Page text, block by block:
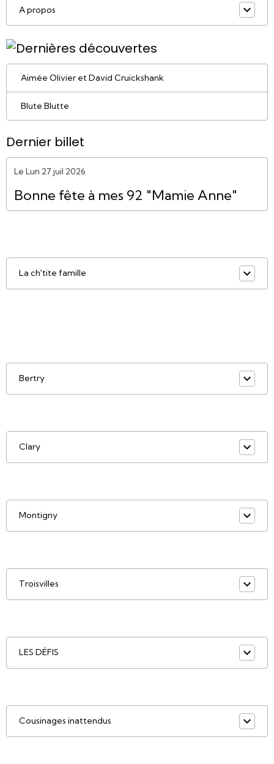
A propos
Aimée Olivier et David Cruickshank
Blute Blutte
Dernier billet
Le Lun 27 juil 2026
Bonne fête à mes 92 "Mamie Anne"
La ch'tite famille
Bertry
Clary
Montigny
Troisvilles
LES DÉFIS
Cousinages inattendus